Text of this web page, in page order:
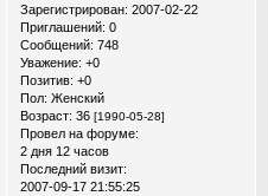
Зарегистрирован: 2007-02-22
Приглашений: 0
Сообщений: 748
Уважение: +0
Позитив: +0
Пол: Женский
Возраст: 36 [1990-05-28]
Провел на форуме:
2 дня 12 часов
Последний визит:
2007-09-17 21:55:25